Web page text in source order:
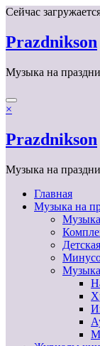
Перейти
содержимому
Сейчас
Prazdnikson
Музыка на
×
Prazdnikson
Музыка на
Главная
Музыка на
Музыка